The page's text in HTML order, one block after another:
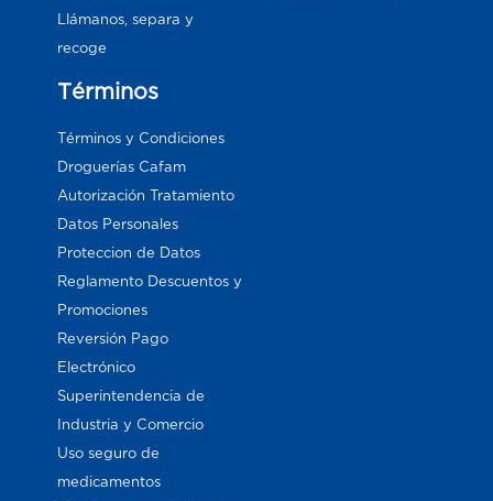
Llámanos, separa y
recoge
Términos
Términos y Condiciones
Droguerías Cafam
Autorización Tratamiento
Datos Personales
Proteccion de Datos
Reglamento Descuentos y
Promociones
Reversión Pago
Electrónico
Superintendencia de
Industria y Comercio
Uso seguro de
medicamentos